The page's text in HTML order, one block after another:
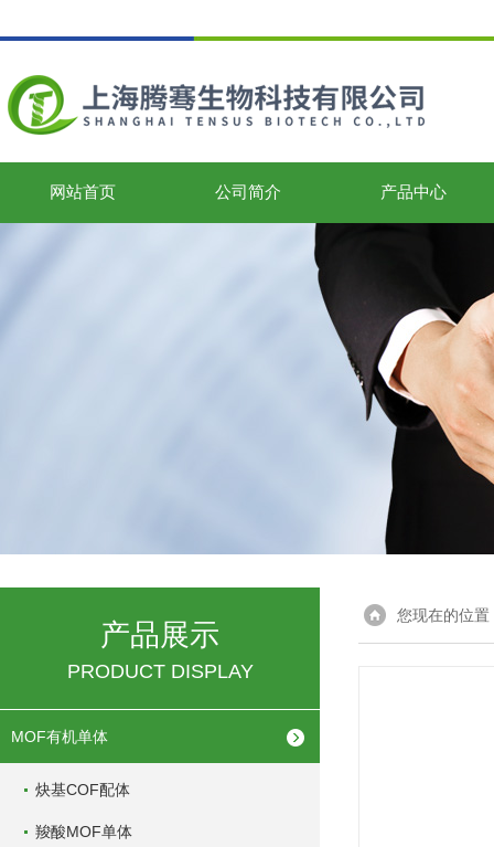
网站首页 公司简介 产品中心
产品展示
PRODUCT DISPLAY
MOF有机单体
炔基COF配体
羧酸MOF单体
您现在的位置